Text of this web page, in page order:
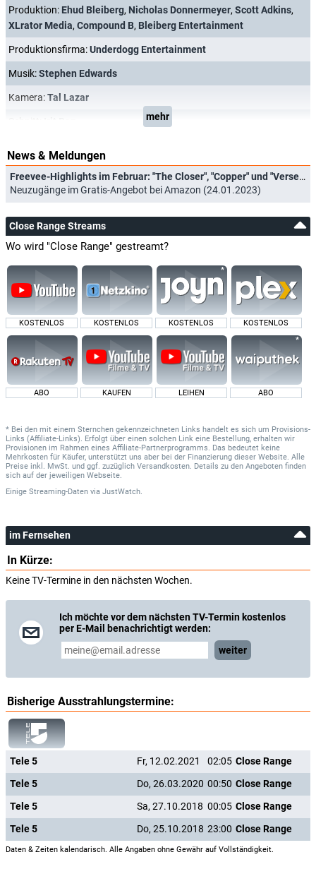
Produktion: Ehud Bleiberg, Nicholas Donnermeyer, Scott Adkins,
XLrator Media, Compound B, Bleiberg Entertainment
Produktionsfirma:Underdogg Entertainment
Musik:Stephen Edwards
Kamera:Tal Lazar
mehr
News & Meldungen
Freevee-Highlights im Februar: "The Closer", "Copper" und "Versehentlich verliebt"
Neuzugänge im Gratis-Angebot bei Amazon (24.01.2023)
Close Range Streams
Wo wird "Close Range" gestreamt?
KOSTENLOS KOSTENLOS KOSTENLOS KOSTENLOS
ABO KAUFEN LEIHEN ABO
* Bei den mit einem Sternchen gekennzeichneten Links handelt es sich um Provisions-
Links (Affiliate-Links). Erfolgt über einen solchen Link eine Bestellung, erhalten wir
Provisionen im Rahmen eines Affiliate-Partnerprogramms. Das bedeutet keine
Mehrkosten für Käufer, unterstützt uns aber bei der Finanzierung dieser Website. Alle
Preise inkl. MwSt. und ggf. zuzüglich Versandkosten. Details zu den Angeboten finden
sich auf der jeweiligen Webseite.
Einige Streaming-Daten via JustWatch.
im Fernsehen
In Kürze:
Keine TV-Termine in den nächsten Wochen.
Ich möchte vor dem nächsten TV-Termin kostenlos
per E-Mail benachrichtigt werden:
weiter
Bisherige Ausstrahlungstermine:
Tele 5 Fr, 12.02.2021 02:05 Close Range
Tele 5
Do, 26.03.2020 00:50 Close Range
Tele 5
Sa, 27.10.2018 00:05 Close Range
Tele 5
Do, 25.10.2018 23:00 Close Range
Daten & Zeiten kalendarisch. Alle Angaben ohne Gewähr auf Vollständigkeit.